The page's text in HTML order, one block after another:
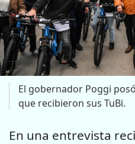
El gobernador Poggi
que recibieron sus TuBi.
En una entrevista